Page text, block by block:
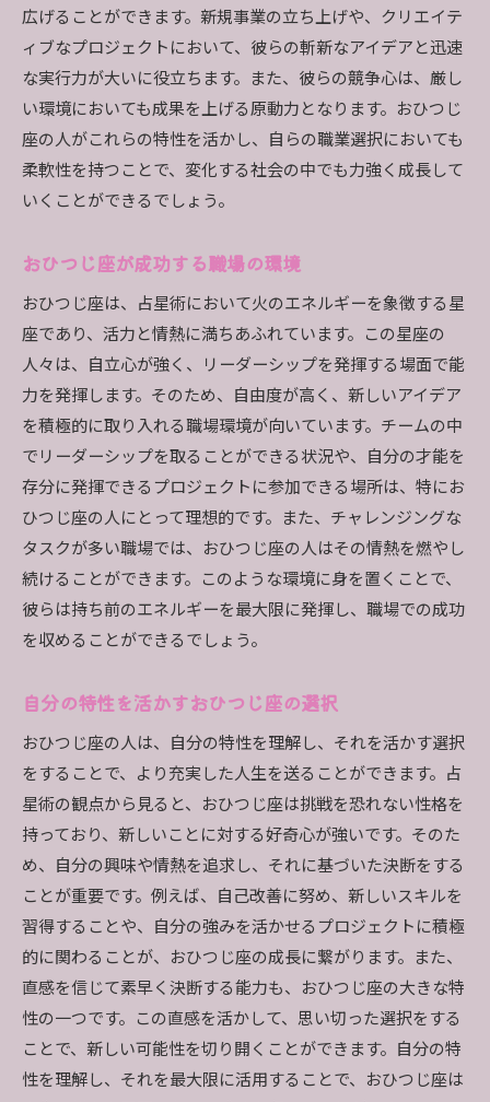
広げることができます。新規事業の立ち上げや、クリエイテ
ィブなプロジェクトにおいて、彼らの斬新なアイデアと迅速
な実行力が大いに役立ちます。また、彼らの競争心は、厳し
い環境においても成果を上げる原動力となります。おひつじ
座の人がこれらの特性を活かし、自らの職業選択においても
柔軟性を持つことで、変化する社会の中でも力強く成長して
いくことができるでしょう。
おひつじ座が成功する職場の環境
おひつじ座は、占星術において火のエネルギーを象徴する星
座であり、活力と情熱に満ちあふれています。この星座の
人々は、自立心が強く、リーダーシップを発揮する場面で能
力を発揮します。そのため、自由度が高く、新しいアイデア
を積極的に取り入れる職場環境が向いています。チームの中
でリーダーシップを取ることができる状況や、自分の才能を
存分に発揮できるプロジェクトに参加できる場所は、特にお
ひつじ座の人にとって理想的です。また、チャレンジングな
タスクが多い職場では、おひつじ座の人はその情熱を燃やし
続けることができます。このような環境に身を置くことで、
彼らは持ち前のエネルギーを最大限に発揮し、職場での成功
を収めることができるでしょう。
自分の特性を活かすおひつじ座の選択
おひつじ座の人は、自分の特性を理解し、それを活かす選択
をすることで、より充実した人生を送ることができます。占
星術の観点から見ると、おひつじ座は挑戦を恐れない性格を
持っており、新しいことに対する好奇心が強いです。そのた
め、自分の興味や情熱を追求し、それに基づいた決断をする
ことが重要です。例えば、自己改善に努め、新しいスキルを
習得することや、自分の強みを活かせるプロジェクトに積極
的に関わることが、おひつじ座の成長に繋がります。また、
直感を信じて素早く決断する能力も、おひつじ座の大きな特
性の一つです。この直感を活かして、思い切った選択をする
ことで、新しい可能性を切り開くことができます。自分の特
性を理解し、それを最大限に活用することで、おひつじ座は